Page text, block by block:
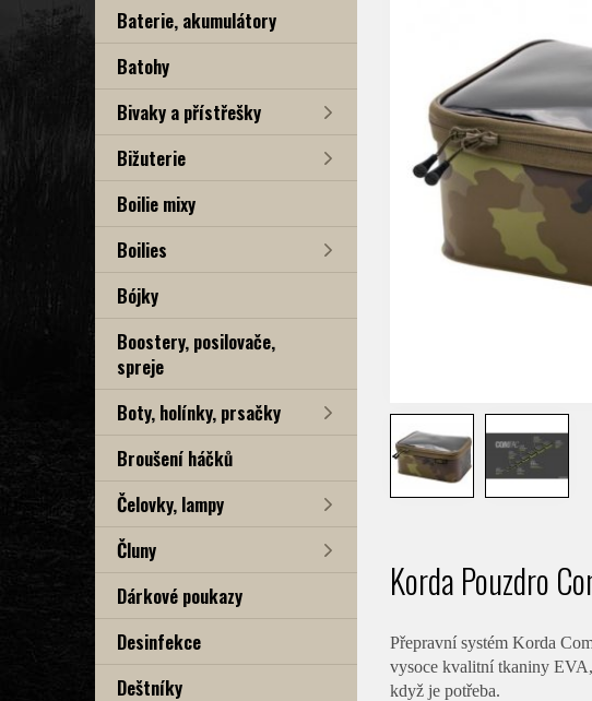
Baterie, akumulátory
Batohy
Bivaky a přístřešky
Bižuterie
Boilie mixy
Boilies
Bójky
Boostery, posilovače,
spreje
Boty, holínky, prsačky
Broušení háčků
Čelovky, lampy
Čluny
Dárkové poukazy
Desinfekce
Deštníky
Korda Pouzdro
Přepravní systém Korda
vysoce kvalitní tkaniny
když je potřeba.